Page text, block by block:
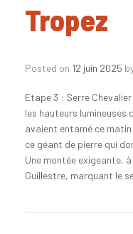
Tropez
Posted on 12 juin 2025
Etape 3 : Serre
les hauteurs lumineuses
avaient entamé ce matin
ce géant de pierre qui
Une montée exigeante,
Guillestre, marquant le